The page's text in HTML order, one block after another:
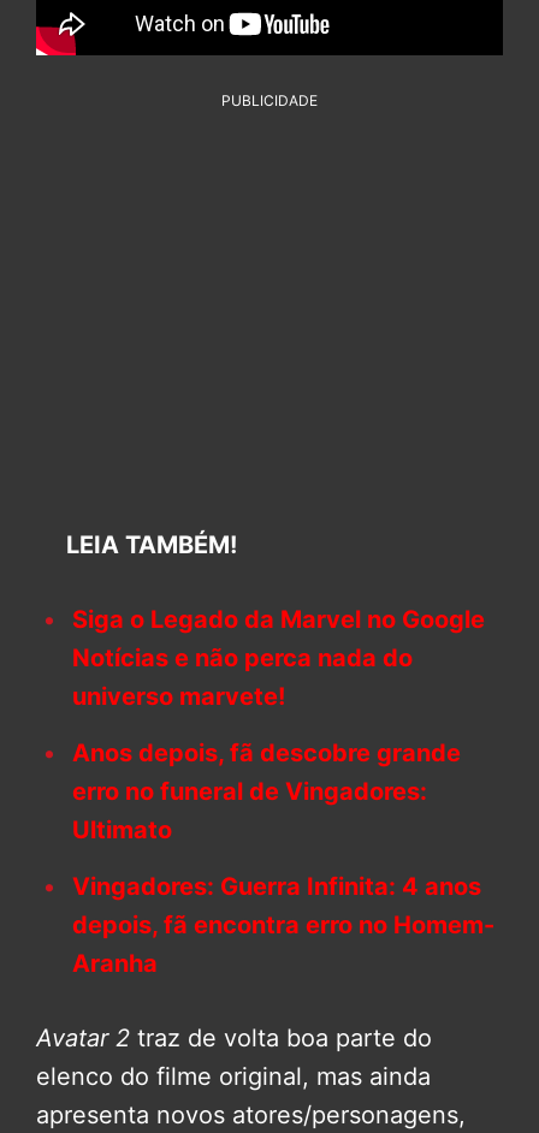
PUBLICIDADE
LEIA TAMBÉM!
Siga o Legado da Marvel no Google
Notícias e não perca nada do
universo marvete!
Anos depois, fã descobre grande
erro no funeral de Vingadores:
Ultimato
Vingadores: Guerra Infinita: 4 anos
depois, fã encontra erro no Homem-
Aranha
Avatar 2 traz de volta boa parte do
elenco do filme original, mas ainda
apresenta novos atores/personagens,